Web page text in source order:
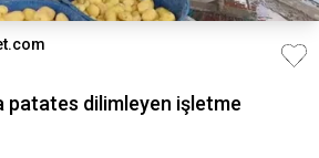
patates dilimleyen işletme